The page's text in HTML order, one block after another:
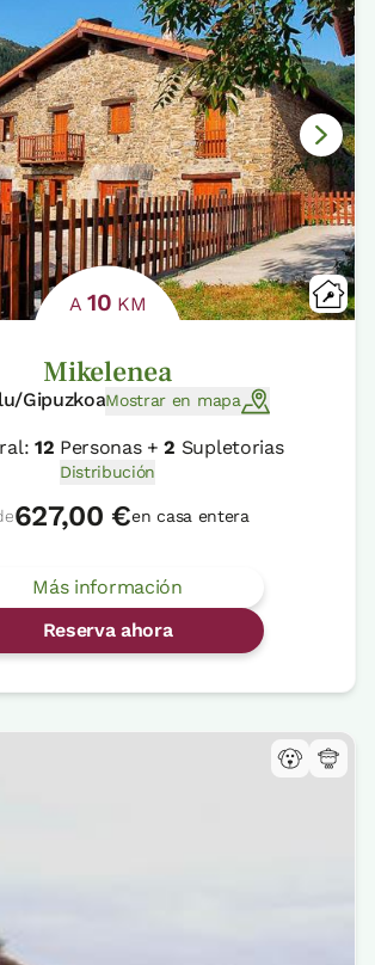
A 10 KM
Mikelenea
GipuzkoaMostrar en mapa
12 Personas +2 Supletorias
Distribución
627,00 €en casa entera
Más información
Reserva ahora